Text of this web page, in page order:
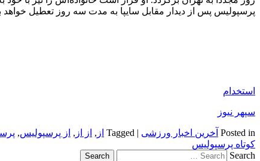
پرسپولیس پس از دیدار مقابل سایپا به مدت سه روز تعطیل خواهد
استخدام
سپهر نیوز
Posted in آخرین اخبار ورزشی |
Tagged از , از از , از پرسپولیس,
کوتاه پرسپولیس
Search